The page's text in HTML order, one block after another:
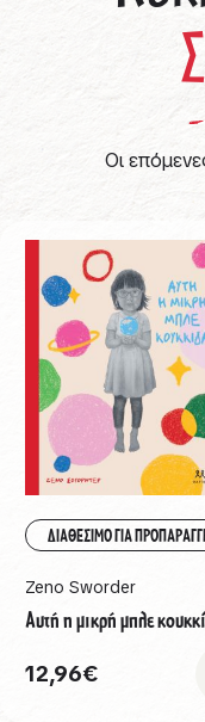
Οι
ΔΙΑΘΕΣΙΜΟ ΓΙΑ
Zeno Sworder
Αυτή η μικρή μπλε
12,96€